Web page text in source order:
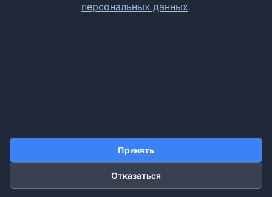
КОНТАКТЫ
персональных данных.
Принять
Отказаться